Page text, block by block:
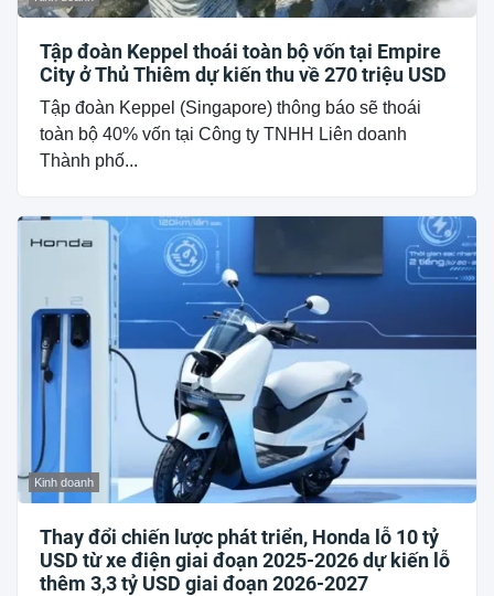
Tập đoàn Keppel thoái toàn bộ vốn tại Empire
City ở Thủ Thiêm dự kiến thu về 270 triệu USD
Tập đoàn Keppel (Singapore) thông báo sẽ thoái
toàn bộ 40% vốn tại Công ty TNHH Liên doanh
Thành phố...
Kinh doanh
Thay đổi chiến lược phát triển, Honda lỗ 10 tỷ
USD từ xe điện giai đoạn 2025-2026 dự kiến lỗ
thêm 3,3 tỷ USD giai đoạn 2026-2027